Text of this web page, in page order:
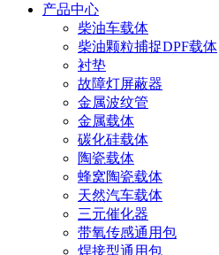
产品中心
柴油车载体
柴油颗粒捕捉DPF载体
衬垫
故障灯屏蔽器
金属波纹管
金属载体
碳化硅载体
陶瓷载体
蜂窝陶瓷载体
天然汽车载体
三元催化器
带氧传感通用包
焊接型通用包